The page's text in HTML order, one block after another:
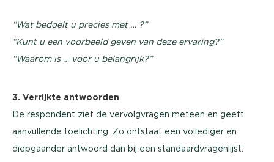
“Wat bedoelt u precies met … ?”
“Kunt u een voorbeeld geven van deze ervaring?”
“Waarom is … voor u belangrijk?”
3. Verrijkte antwoorden
De respondent ziet de vervolgvragen meteen en geeft
aanvullende toelichting. Zo ontstaat een vollediger en
diepgaander antwoord dan bij een standaardvragenlijst.